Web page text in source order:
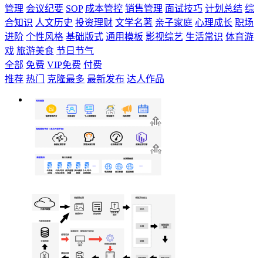
管理 会议纪要 SOP 成本管控 销售管理 面试技巧 计划总结 综
合知识 人文历史 投资理财 文学名著 亲子家庭 心理成长 职场
进阶 个性风格 基础版式 通用模板 影视综艺 生活常识 体育游
戏 旅游美食 节日节气
全部 免费 VIP免费 付费
推荐 热门 克隆最多 最新发布 达人作品